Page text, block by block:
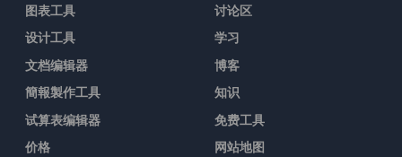
图表工具
设计工具
文档编辑器
簡報製作工具
试算表编辑器
价格
讨论区
学习
博客
知识
免费工具
网站地图